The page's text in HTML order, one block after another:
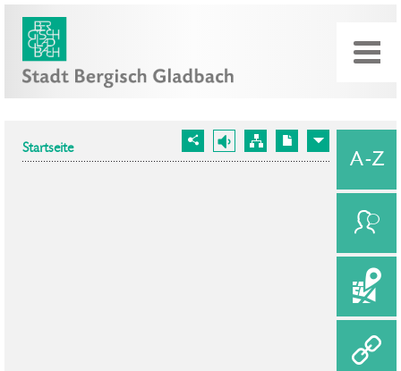
Startseite